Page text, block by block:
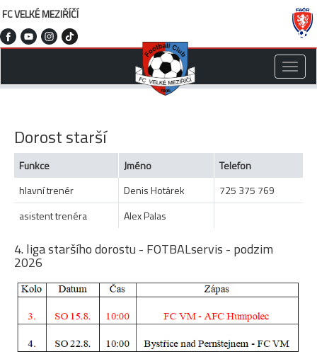
FC VELKÉ MEZIŘÍČÍ
Toggle
Dorost starší
Funkce Jméno
Telefon
hlavní trenér
Denis Hotárek
725 375 769
asistent trenéra
Alex Palas
4. liga staršího dorostu - FOTBALservis - podzim
2026